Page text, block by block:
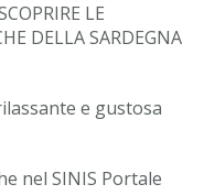
LE
DELLA SARDEGNA
e gustosa
nel SINIS Portale